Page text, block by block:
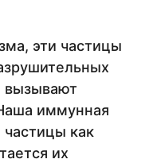
эти частицы
вызывают
иммунная
как
их